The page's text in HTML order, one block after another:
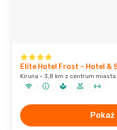
Elite Hotel Frost – Hotel &
Kiruna · 3,8 km z centrum miasta
Pokaż